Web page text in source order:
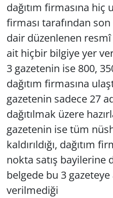
dağıtım firmasına hiç
firması tarafından
dair düzenlenen
ait hiçbir bilgiye yer
3 gazetenin ise 800,
dağıtım firmasına
gazetenin sadece 27
dağıtılmak üzere
gazetenin ise tüm
kaldırıldığı, dağıtım
nokta satış bayilerine
belgede bu 3
verilmediği